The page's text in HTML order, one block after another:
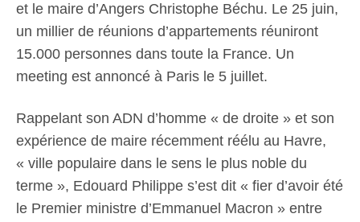
et le maire d’Angers Christophe Béchu. Le 25 juin,
un millier de réunions d’appartements réuniront
15.000 personnes dans toute la France. Un
meeting est annoncé à Paris le 5 juillet.
Rappelant son ADN d’homme « de droite » et son
expérience de maire récemment réélu au Havre,
« ville populaire dans le sens le plus noble du
terme », Edouard Philippe s’est dit « fier d’avoir été
le Premier ministre d’Emmanuel Macron » entre